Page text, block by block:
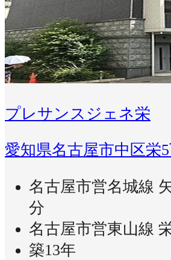
プレサンスジェネ栄
愛知県名古屋市中区栄
名古屋市営名城線
分
名古屋市営東山線
築13年